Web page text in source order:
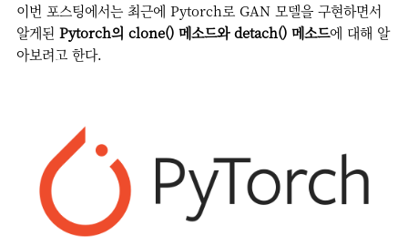
이번 포스팅에서는 최근에 Pytorch로 GAN 모델을 구현하면서
알게된 Pytorch의 clone() 메소드와 detach() 메소드에 대해 알
아보려고 한다.